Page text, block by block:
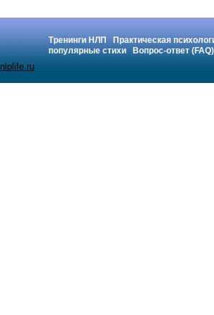
Тренинги НЛП
Практическая
популярные стихи
Вопрос-ответ (FAQ)
nlplife.ru